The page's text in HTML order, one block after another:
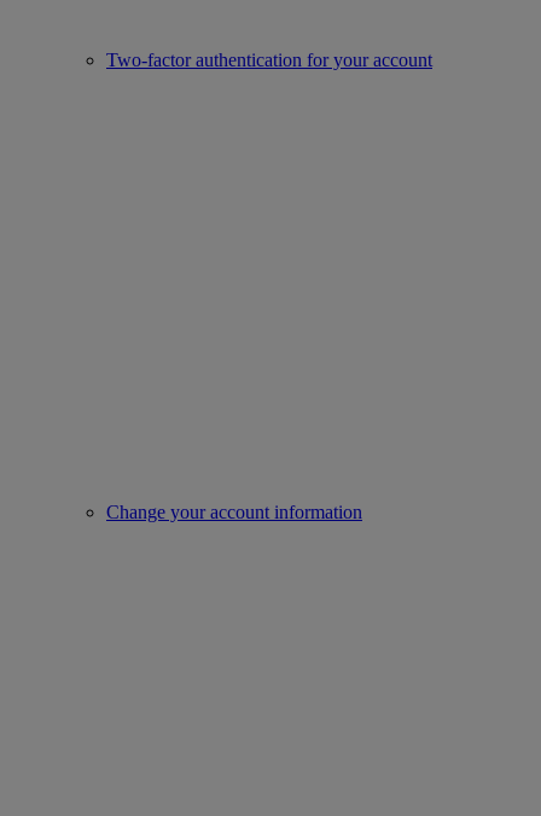
Two-factor authentication for your account
Change your account information